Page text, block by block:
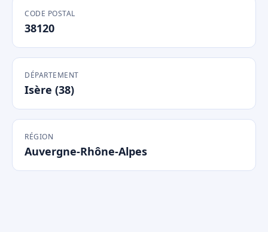
CODE POSTAL
38120
DÉPARTEMENT
Isère (38)
RÉGION
Auvergne-Rhône-Alpes